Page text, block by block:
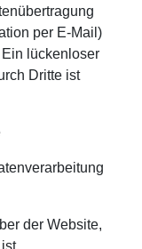
per E-Mail)
lückenloser
Dritte ist
der Website,